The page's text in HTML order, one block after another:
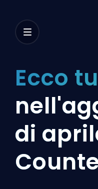
Ecco
di